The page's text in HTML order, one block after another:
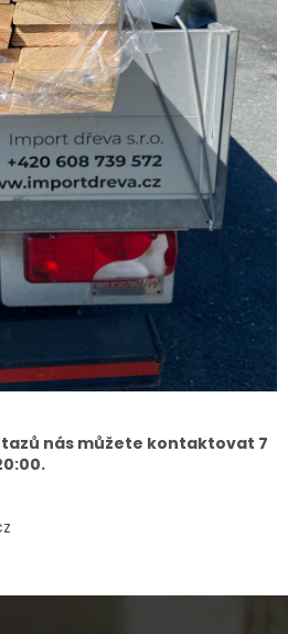
nás můžete kontaktovat 7